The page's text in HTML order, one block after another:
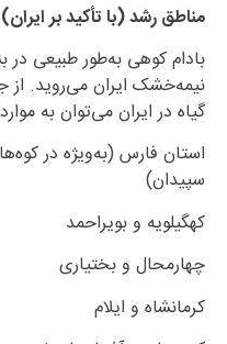
مناطق رشد (با تأکید بر ایران)
بادام کوهی به‌طور طبیعی در
نیمه‌خشک ایران می‌روید. از
گیاه در ایران می‌توان به
استان فارس (به‌ویژه در
سپیدان)
کهگیلویه و بویراحمد
چهارمحال و بختیاری
کرمانشاه و ایلام